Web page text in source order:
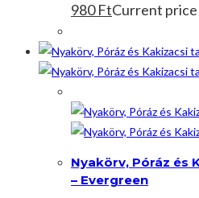
980FtCurrent price
Nyakörv, Póráz és
– Evergreen